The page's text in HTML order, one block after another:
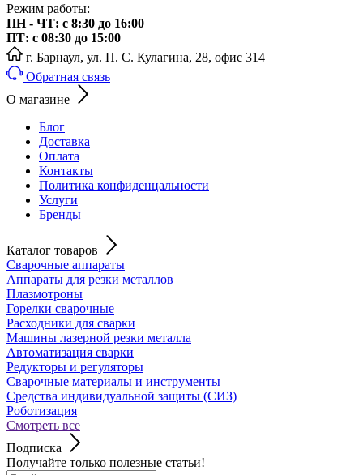
Режим работы:
ПН - ЧТ: с 8:30 до 16:00
ПТ: с 08:30 до 15:00
г. Барнаул, ул. П. С. Кулагина, 28, офис 314
Обратная связь
О магазине
Блог
Доставка
Оплата
Контакты
Политика конфиденцальности
Услуги
Бренды
Каталог товаров
Сварочные аппараты
Аппараты для резки металлов
Плазмотроны
Горелки сварочные
Расходники для сварки
Машины лазерной резки металла
Автоматизация сварки
Редукторы и регуляторы
Сварочные материалы и инструменты
Средства индивидуальной защиты (СИЗ)
Роботизация
Смотреть все
Подписка
Получайте только полезные статьи!